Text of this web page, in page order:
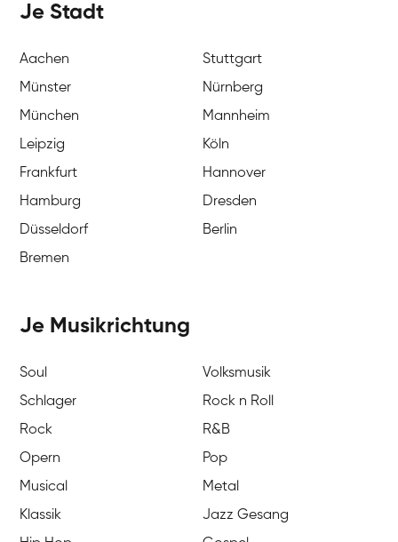
Je Stadt
Aachen
Stuttgart
Münster
Nürnberg
München
Mannheim
Leipzig
Köln
Frankfurt
Hannover
Hamburg
Dresden
Düsseldorf
Berlin
Bremen
Je Musikrichtung
Soul
Volksmusik
Schlager
Rock n Roll
Rock
R&B
Opern
Pop
Musical
Metal
Klassik
Jazz Gesang